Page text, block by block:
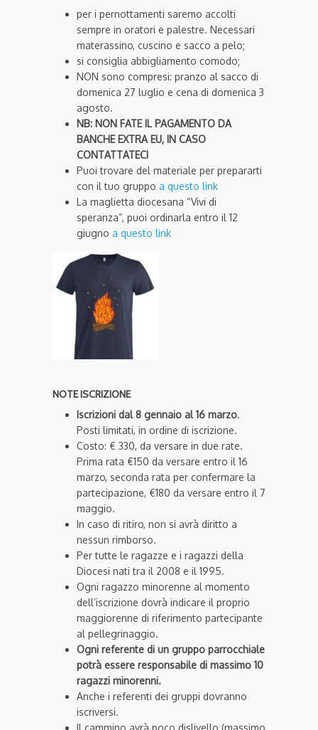
per i pernottamenti saremo accolti
sempre in oratori e palestre. Necessari
materassino, cuscino e sacco a pelo;
si consiglia abbigliamento comodo;
NON sono compresi: pranzo al sacco di
domenica 27 luglio e cena di domenica 3
agosto.
NB: NON FATE IL PAGAMENTO DA
BANCHE EXTRA EU, IN CASO
CONTATTATECI
Puoi trovare del materiale per prepararti
con il tuo gruppo a questo link
La maglietta diocesana “Vivi di
speranza”, puoi ordinarla entro il 12
giugno a questo link
NOTE ISCRIZIONE
Iscrizioni dal 8 gennaio al 16 marzo.
Posti limitati, in ordine di iscrizione.
Costo: € 330, da versare in due rate.
Prima rata €150 da versare entro il 16
marzo, seconda rata per confermare la
partecipazione, €180 da versare entro il 7
maggio.
In caso di ritiro, non si avrà diritto a
nessun rimborso.
Per tutte le ragazze e i ragazzi della
Diocesi nati tra il 2008 e il 1995.
Ogni ragazzo minorenne al momento
dell’iscrizione dovrà indicare il proprio
maggiorenne di riferimento partecipante
al pellegrinaggio.
Ogni referente di un gruppo parrocchiale
potrà essere responsabile di massimo 10
ragazzi minorenni.
Anche i referenti dei gruppi dovranno
iscriversi.
Il cammino avrà poco dislivello (massimo